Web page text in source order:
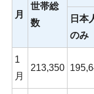
月
世帯総
数
日本
のみ
1
月
213,350